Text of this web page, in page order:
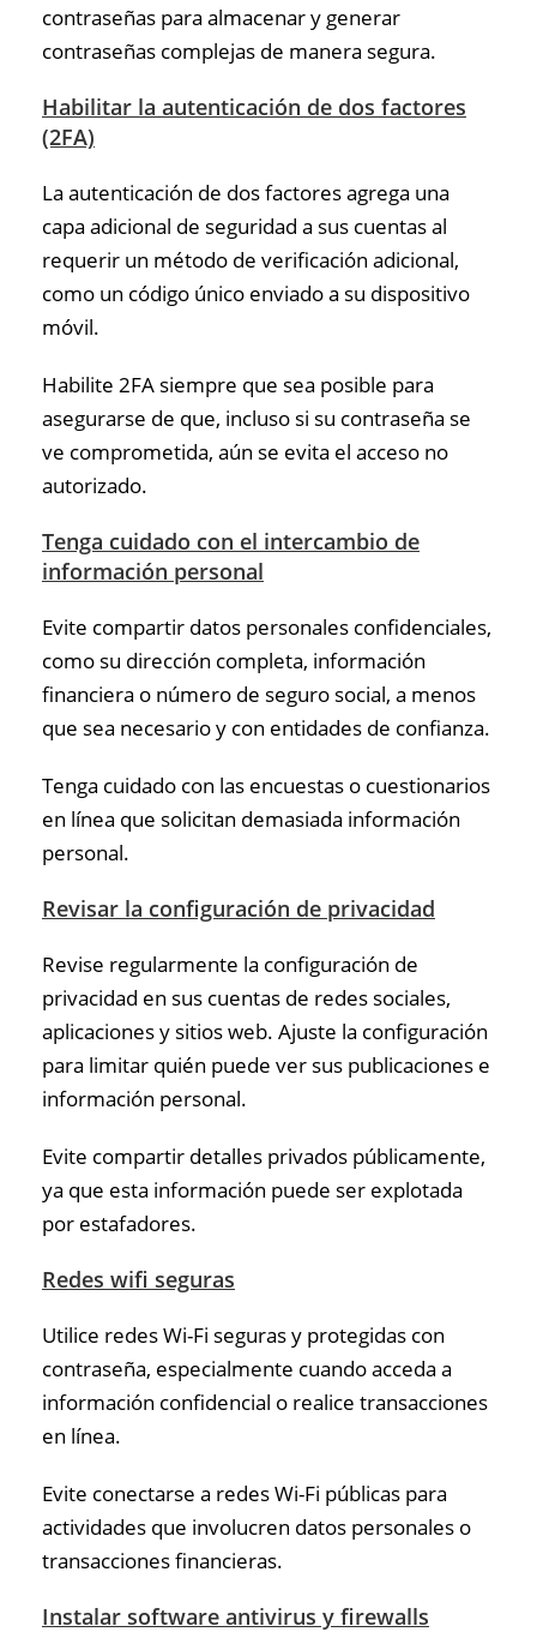
contraseñas para almacenar y generar
contraseñas complejas de manera segura.
Habilitar la autenticación de dos factores
(2FA)
La autenticación de dos factores agrega una
capa adicional de seguridad a sus cuentas al
requerir un método de verificación adicional,
como un código único enviado a su dispositivo
móvil.
Habilite 2FA siempre que sea posible para
asegurarse de que, incluso si su contraseña se
ve comprometida, aún se evita el acceso no
autorizado.
Tenga cuidado con el intercambio de
información personal
Evite compartir datos personales confidenciales,
como su dirección completa, información
financiera o número de seguro social, a menos
que sea necesario y con entidades de confianza.
Tenga cuidado con las encuestas o cuestionarios
en línea que solicitan demasiada información
personal.
Revisar la configuración de privacidad
Revise regularmente la configuración de
privacidad en sus cuentas de redes sociales,
aplicaciones y sitios web. Ajuste la configuración
para limitar quién puede ver sus publicaciones e
información personal.
Evite compartir detalles privados públicamente,
ya que esta información puede ser explotada
por estafadores.
Redes wifi seguras
Utilice redes Wi-Fi seguras y protegidas con
contraseña, especialmente cuando acceda a
información confidencial o realice transacciones
en línea.
Evite conectarse a redes Wi-Fi públicas para
actividades que involucren datos personales o
transacciones financieras.
Instalar software antivirus y firewalls